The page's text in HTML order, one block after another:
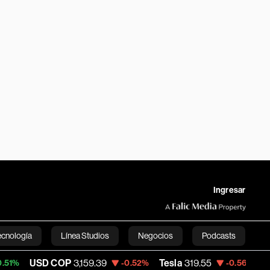
Ingresar
Línea Studios Negocios Podcasts
English
3,159.39 -0.52% Tesla 319.55 -0.56% Space X